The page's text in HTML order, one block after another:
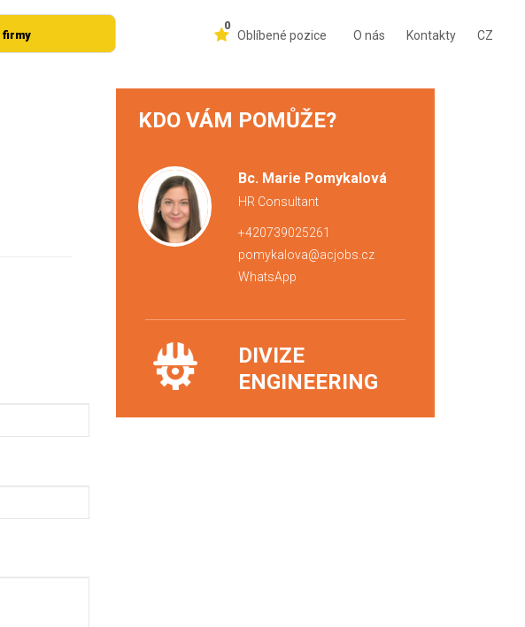
firmy
0
Oblíbené pozice O nás Kontakty CZ
KDO VÁM POMŮŽE?
Bc. Marie Pomykalová
HR Consultant
+420739025261
pomykalova@acjobs.cz
WhatsApp
DIVIZE
ENGINEERING